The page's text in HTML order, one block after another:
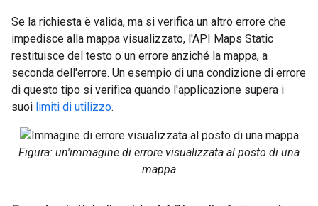
Se la richiesta è valida, ma si verifica un altro errore che
impedisce alla mappa visualizzato, l'API Maps Static
restituisce del testo o un errore anziché la mappa, a
seconda dell'errore. Un esempio di una condizione di errore
di questo tipo si verifica quando l'applicazione supera i
suoi limiti di utilizzo.
Figura: un'immagine di errore visualizzata al posto di una
mappa